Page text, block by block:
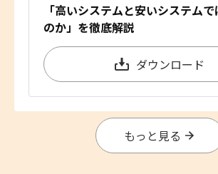
「高いシステムと安いシステム
のか」を徹底解説
ダウンロード
もっと見る